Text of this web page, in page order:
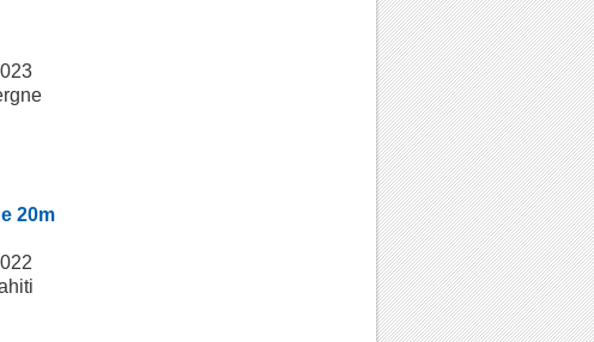
20m